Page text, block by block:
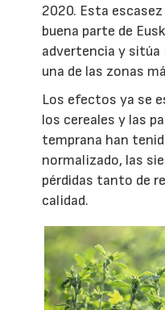
2020. Esta
buena parte de
advertencia y sitúa
una de las zonas
Los efectos ya se
los cereales y las
temprana han
normalizado, las
pérdidas tanto de
calidad.